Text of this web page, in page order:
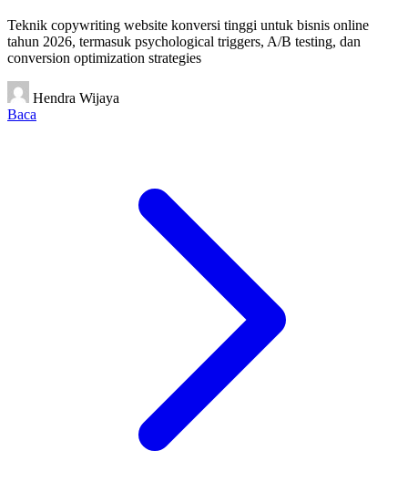
Teknik copywriting website konversi tinggi untuk bisnis online
tahun 2026, termasuk psychological triggers, A/B testing, dan
conversion optimization strategies
Hendra Wijaya
Baca